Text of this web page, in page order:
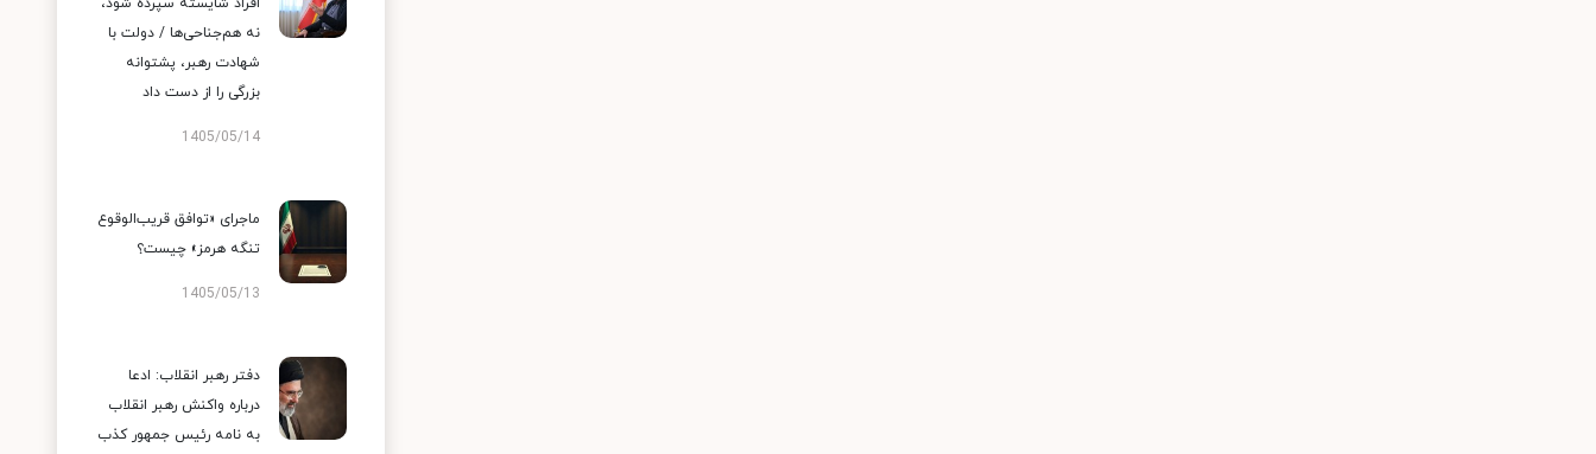
نه هم‌جناحی‌ها / دولت با
شهادت رهبر، پشتوانه
بزرگی را از دست داد
1405/05/14
ماجرای «توافق قریب‌الوقوع
تنگه هرمز» چیست؟
1405/05/13
دفتر رهبر انقلاب: ادعا
درباره واکنش رهبر انقلاب
به نامه رئیس جمهور کذب